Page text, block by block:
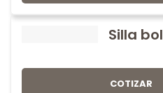
Silla
COTIZAR